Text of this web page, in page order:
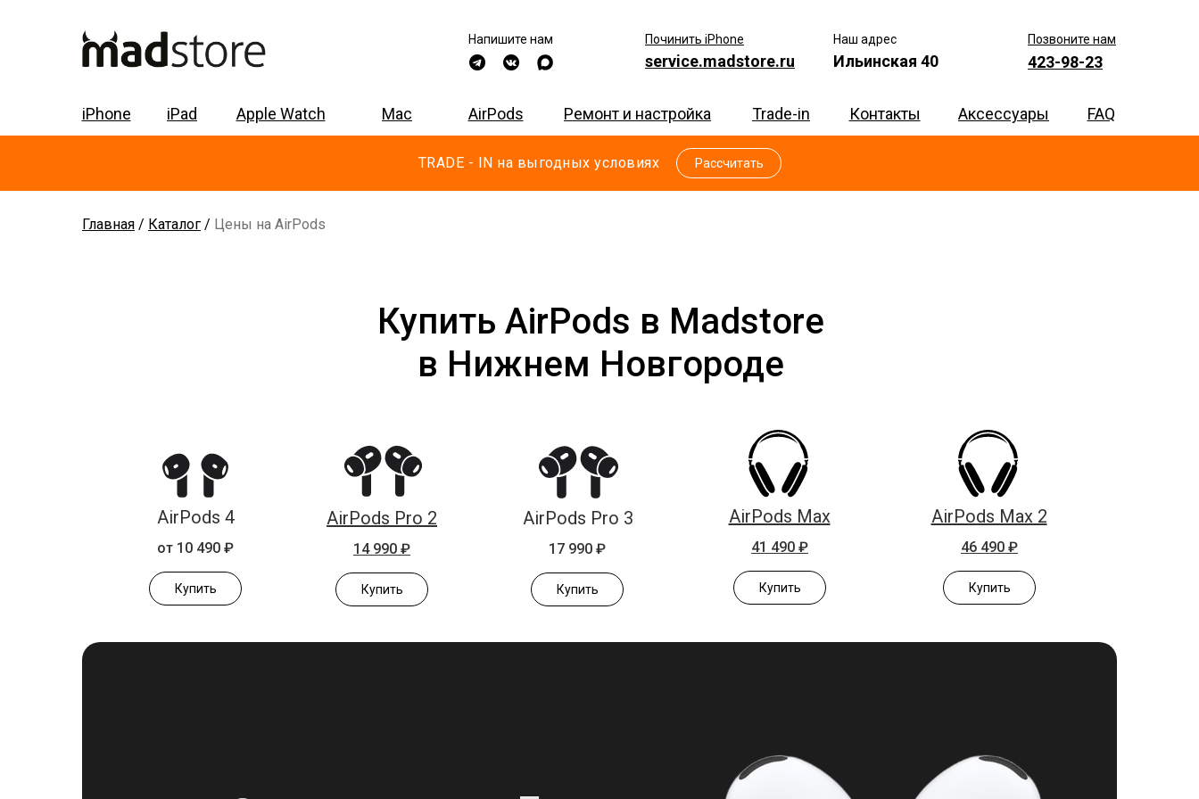
423-98-23
Позвоните нам
Ильинская 40
Наш адрес
service.madstore.ru
Починить iPhone
Напишите нам
iPhone iPad Mac
Apple Watch AirPods Trade-in
Ремонт и настройка Контакты FAQ
Аксессуары
TRADE - IN на выгодных условиях Рассчитать
Главная / Каталог / Цены на AirPods
Купить AirPods в Madstore
в Нижнем Новгороде
AirPods Max
Купить
41 490 ₽
AirPods Max 2
Купить
46 490 ₽
AirPods 4
Купить
от 10 490 ₽
AirPods Pro 3
Купить
17 990 ₽
AirPods Pro 2
Купить
14 990 ₽